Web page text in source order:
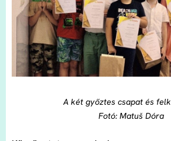
A két győztes csapat és
Fotó: Matuš Dóra